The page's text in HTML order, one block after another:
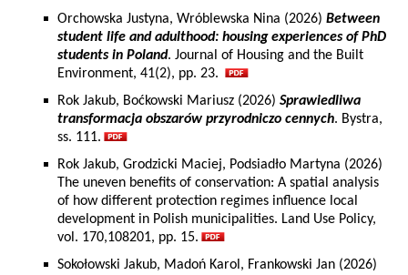
Orchowska Justyna, Wróblewska Nina (2026) Between
student life and adulthood: housing experiences of PhD
students in Poland. Journal of Housing and the Built
Environment, 41(2), pp. 23.
Rok Jakub, Boćkowski Mariusz (2026) Sprawiedliwa
transformacja obszarów przyrodniczo cennych. Bystra,
ss. 111.
Rok Jakub, Grodzicki Maciej, Podsiadło Martyna (2026)
The uneven benefits of conservation: A spatial analysis
of how different protection regimes influence local
development in Polish municipalities. Land Use Policy,
vol. 170,108201, pp. 15.
Sokołowski Jakub, Madoń Karol, Frankowski Jan (2026)